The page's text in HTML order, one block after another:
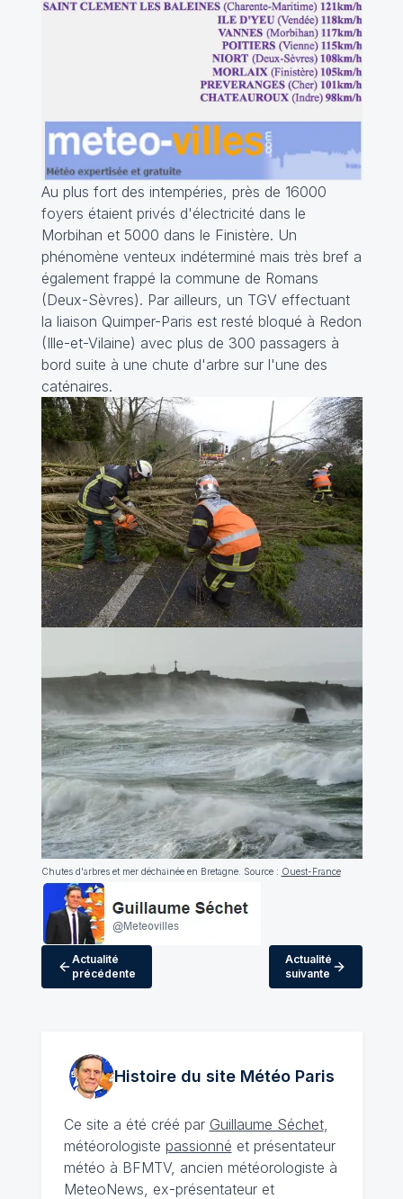
Au plus fort des intempéries, près de 16000
foyers étaient privés d'électricité dans le
Morbihan et 5000 dans le Finistère. Un
phénomène venteux indéterminé mais très bref a
également frappé la commune de Romans
(Deux-Sèvres). Par ailleurs, un TGV effectuant
la liaison Quimper-Paris est resté bloqué à Redon
(Ille-et-Vilaine) avec plus de 300 passagers à
bord suite à une chute d'arbre sur l'une des
caténaires.
Chutes d'arbres et mer déchainée en Bretagne. Source : Ouest-France
Actualité
précédente
Actualité
suivante
Histoire du site MétéoParis
Ce site a été créé par Guillaume Séchet,
météorologiste passionné et présentateur
météo à BFMTV, ancien météorologiste à
MeteoNews, ex-présentateur et